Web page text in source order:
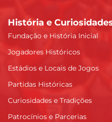
História e
Fundação e História Inicial
Jogadores Históricos
Estádios e Locais de Jogos
Partidas Históricas
Curiosidades e Tradições
Patrocínios e Parcerias